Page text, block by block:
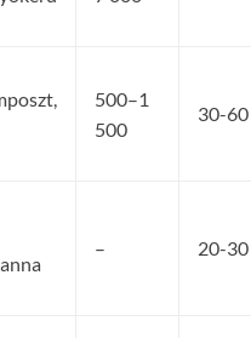
500–1
500
30-
– 20-